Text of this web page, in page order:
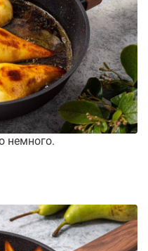
немного.